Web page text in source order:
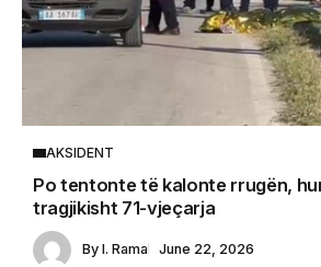
AKSIDENT
Po tentonte të kalonte rrugën,
tragjikisht 71-vjeçarja
By I. Rama June 22, 2026